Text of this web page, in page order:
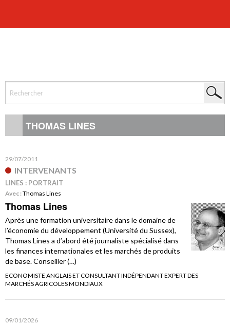
THOMAS LINES
29/07/2011
INTERVENANTS
LINES : PORTRAIT
Avec :Thomas Lines
Thomas Lines
Après une formation universitaire dans le domaine de
l’économie du développement (Université du Sussex),
Thomas Lines a d’abord été journaliste spécialisé dans
les finances internationales et les marchés de produits
de base. Conseiller (…)
ECONOMISTE ANGLAIS ET CONSULTANT INDÉPENDANT EXPERT DES
MARCHÉS AGRICOLES MONDIAUX
09/01/2026